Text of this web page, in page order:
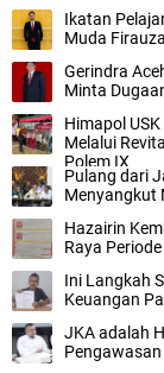
Ikatan
Muda
Gerindra
Minta
Himapol
Melalui
Polem IX
Pulang dari
Menyangkut
Hazairin
Raya
Ini Langkah
Keuangan
JKA adalah